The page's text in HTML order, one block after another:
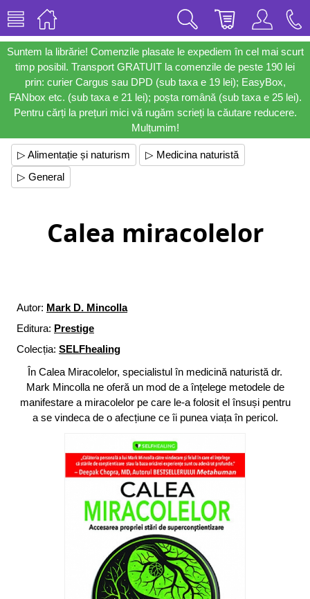
Suntem la librărie! Comenzile plasate le expediem în cel mai scurt
timp posibil. Transport GRATUIT la comenzile de peste 190 lei
prin: curier Cargus sau DPD (sub taxa e 19 lei); EasyBox,
FANbox etc. (sub taxa e 21 lei); poșta română (sub taxa e 25 lei).
Pentru cărți la prețuri mici vă rugăm scrieți la căutare reducere.
Mulțumim!
▷ Alimentație și naturism
▷ Medicina naturistă
▷ General
Calea miracolelor
Autor: Mark D. Mincolla
Editura: Prestige
Colecția: SELFhealing
În Calea Miracolelor, specialistul în medicină naturistă dr.
Mark Mincolla ne oferă un mod de a înțelege metodele de
manifestare a miracolelor pe care le-a folosit el însuși pentru
a se vindeca de o afecțiune ce îi punea viața în pericol.